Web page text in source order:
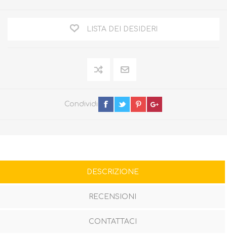
LISTA DEI DESIDERI
Condividi
DESCRIZIONE
RECENSIONI
CONTATTACI